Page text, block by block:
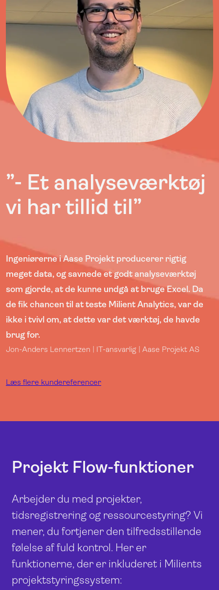
”- Et analyseværktøj
vi har tillid til”
Ingeniørerne i Aase Projekt producerer rigtig
meget data, og savnede et godt analyseværktøj
som gjorde, at de kunne undgå at bruge Excel. Da
de fik chancen til at teste Milient Analytics, var de
ikke i tvivl om, at dette var det værktøj, de havde
brug for.
Jon-Anders Lennertzen | IT-ansvarlig | Aase Projekt AS
Læs flere kundereferencer
Projekt Flow-funktioner
Arbejder du med projekter,
tidsregistrering og ressourcestyring? Vi
mener, du fortjener den tilfredsstillende
følelse af fuld kontrol. Her er
funktionerne, der er inkluderet i Milients
projektstyringssystem: